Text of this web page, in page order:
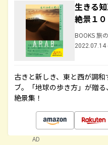
生きる
絶景１０
BOOKS 旅
2022.07.14
古きと新しき、東と西が調
ブ。「地球の歩き方」が贈
絶景集！
AD